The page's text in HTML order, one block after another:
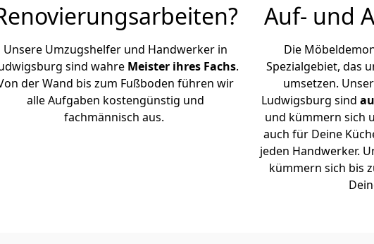
Unsere Umzugshelfer und Handwerker in
sind wahre Meister ihres Fachs.
der Wand bis zum Fußboden führen wir
alle Aufgaben kostengünstig und
fachmännisch aus.
Auf- und
Die
Spezialgebiet, das
umsetzen.
Ludwigsburg sind
und kümmern sich
auch für Deine
jeden Handwerker.
kümmern sich bis